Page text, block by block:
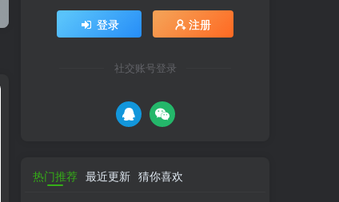
登录 注册
社交账号登录
热门推荐 最近更新 猜你喜欢